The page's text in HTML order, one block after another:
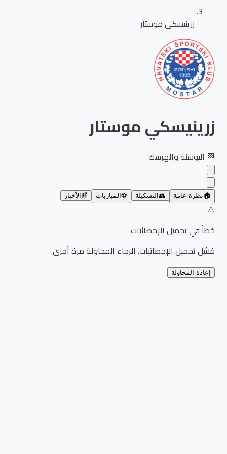
زرينيسكي موستار
زرينيسكي موستار
البوسنة والهرسك
نظرة عامة 👥 التشكيلة ⚽ المباريات 📰 الأخبار
خطأ في تحميل الإحصائيات
فشل تحميل الإحصائيات. الرجاء المحاولة مرة أخرى.
إعادة المحاولة